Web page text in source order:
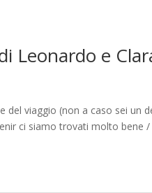
Leonardo e
viaggio (non a caso sei un
ci siamo trovati molto bene